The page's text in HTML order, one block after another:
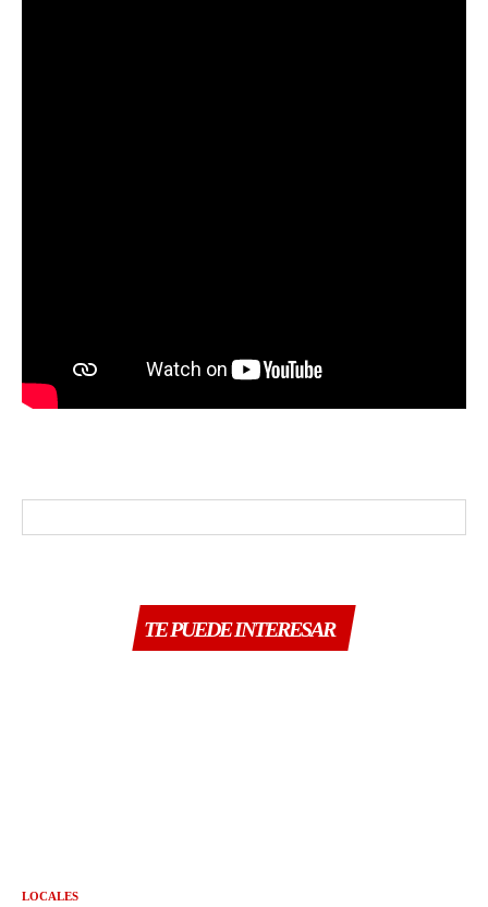
TE PUEDE INTERESAR
LOCALES